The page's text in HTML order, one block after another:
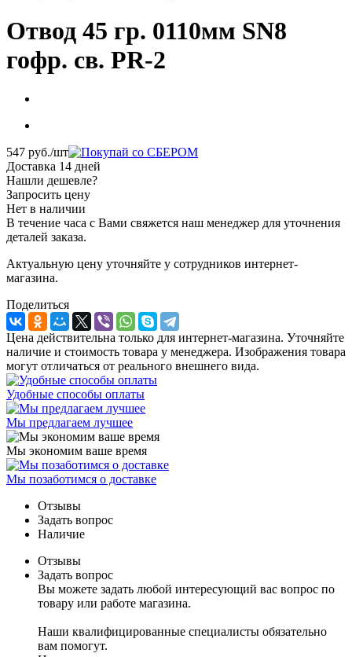
Отвод 45 гр. 0110мм SN8
гофр. св. PR-2
547 руб./шт
Доставка 14 дней
Нашли дешевле?
Запросить цену
Нет в наличии
В течение часа с Вами свяжется наш менеджер для уточнения
деталей заказа.
Актуальную цену уточняйте у сотрудников интернет-
магазина.
Поделиться
Цена действительна только для интернет-магазина. Уточняйте
наличие и стоимость товара у менеджера. Изображения товара
могут отличаться от реального внешнего вида.
Удобные способы оплаты
Мы предлагаем лучшее
Мы экономим ваше время
Мы позаботимся о доставке
Отзывы
Задать вопрос
Наличие
Отзывы
Задать вопрос
Вы можете задать любой интересующий вас вопрос по
товару или работе магазина.
Наши квалифицированные специалисты обязательно
вам помогут.